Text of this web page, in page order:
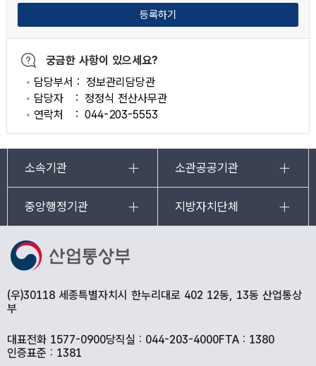
등록하기
궁금한 사항이 있으세요?
담당부서
정보관리담당관
담당자
정정식 전산사무관
연락처
044-203-5553
소속기관 소관공공기관
중앙행정기관 지방자치단체
(우)30118 세종특별자치시 한누리대로 402 12동, 13동 산업통상
부
대표전화 1577-0900당직실 : 044-203-4000FTA : 1380
인증표준 : 1381